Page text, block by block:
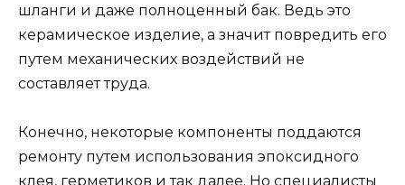
шланги и даже полноценный бак. Ведь это
керамическое изделие, а значит повредить его
путем механических воздействий не
составляет труда.
Конечно, некоторые компоненты поддаются
ремонту путем использования эпоксидного
клея, герметиков и так далее. Но специалисты